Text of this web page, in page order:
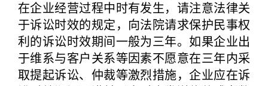
在企业经营过程中时有发生，请注意法律关
于诉讼时效的规定，向法院请求保护民事权
利的诉讼时效期间一般为三年。如果企业出
于维系与客户关系等因素不愿意在三年内采
取提起诉讼、仲裁等激烈措施，企业应在诉